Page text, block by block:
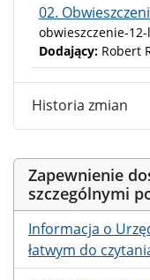
Zapewnienie
szczególnymi
Informacja o
łatwym do
02.
obwieszczenie-
Dodający: Robert
Historia zmian